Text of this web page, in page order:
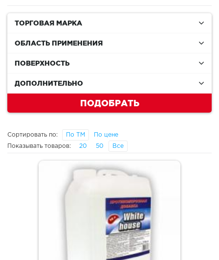
ТОРГОВАЯ МАРКА
ОБЛАСТЬ ПРИМЕНЕНИЯ
ПОВЕРХНОСТЬ
ДОПОЛНИТЕЛЬНО
ПОДОБРАТЬ
Сортировать по: По ТМ По цене
Показывать товаров: 20 50 Все